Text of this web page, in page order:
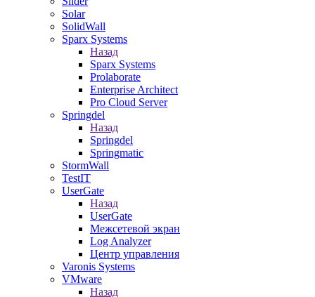
Solar
SolidWall
Sparx Systems
Назад
Sparx Systems
Prolaborate
Enterprise Architect
Pro Cloud Server
Springdel
Назад
Springdel
Springmatic
StormWall
TestIT
UserGate
Назад
UserGate
Межсетевой экран
Log Analyzer
Центр управления
Varonis Systems
VMware
Назад